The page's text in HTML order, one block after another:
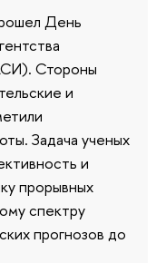
День
Стороны
и
Задача ученых
и
прорывных
спектру
прогнозов до